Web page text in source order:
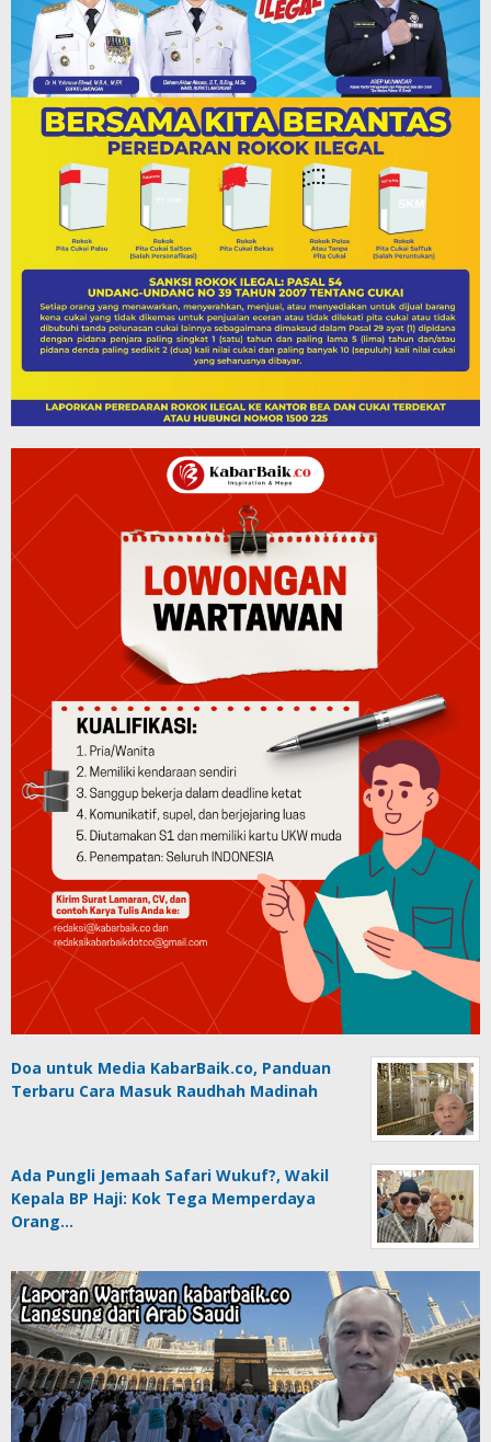
Doa untuk Media KabarBaik.co, Panduan
Terbaru Cara Masuk Raudhah Madinah
Ada Pungli Jemaah Safari Wukuf?, Wakil
Kepala BP Haji: Kok Tega Memperdaya
Orang…